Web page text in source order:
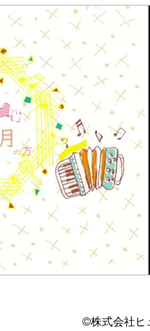
©株式会社ヒ